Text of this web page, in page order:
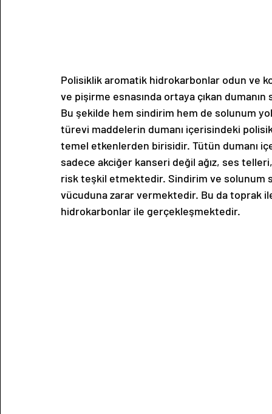
Polisiklik aromatik hidrokarbonlar odun ve
ve pişirme esnasında ortaya çıkan
Bu şekilde hem sindirim hem de solunum
türevi maddelerin dumanı içerisindeki
temel etkenlerden birisidir. Tütün dumanı
sadece akciğer kanseri değil ağız, ses
risk teşkil etmektedir. Sindirim ve solunum
vücuduna zarar vermektedir. Bu da toprak
hidrokarbonlar ile gerçekleşmektedir.